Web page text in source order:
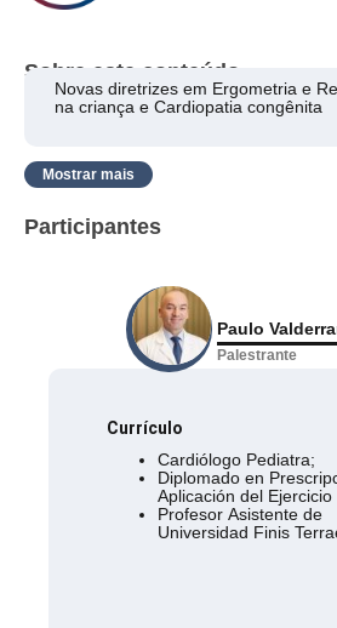
Sobre este conteúdo
Novas diretrizes em Ergometria e
na criança e Cardiopatia congênita
Mostrar mais
Participantes
Paulo
Palestrante
Currículo
Cardiólogo Pediatra;
Diplomado en
Aplicación del Ejercicio
Profesor Asistente de
Universidad Finis